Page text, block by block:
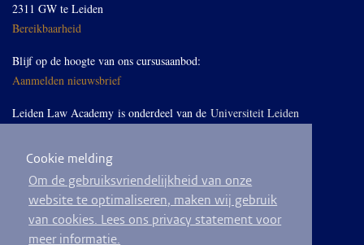
Cookie melding
Om de gebruiksvriendelijkheid van onze
website te optimaliseren, maken wij gebruik
van cookies. Lees ons privacy statement voor
meer informatie.
2311 GW te Leiden
Bereikbaarheid
Blijf op de hoogte van ons cursusaanbod:
Aanmelden nieuwsbrief
Leiden Law Academy is onderdeel van de Universiteit Leiden
Volg ons op LinkedIn